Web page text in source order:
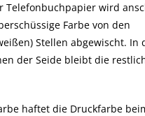
Telefonbuchpapier wird
Farbe von den
Stellen abgewischt. In
der Seide bleibt die
haftet die Druckfarbe